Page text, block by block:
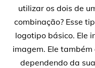
utilizar os dois de
combinação? Esse
logotipo básico. Ele
imagem. Ele
dependendo da